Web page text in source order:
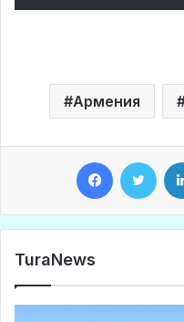
Армения
TuraNews